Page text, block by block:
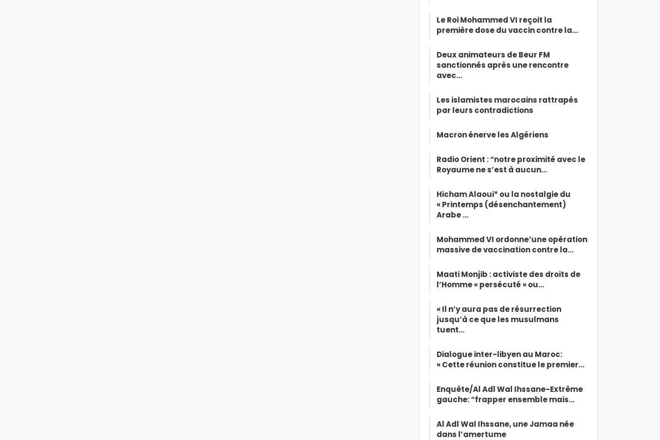
Le Roi Mohammed VI reçoit la
première dose du vaccin contre la…
Deux animateurs de Beur FM
sanctionnés après une rencontre
avec…
Les islamistes marocains rattrapés
par leurs contradictions
Macron énerve les Algériens
Radio Orient : “notre proximité avec le
Royaume ne s’est à aucun…
Hicham Alaoui* ou la nostalgie du
« Printemps (désenchantement)
Arabe …
Mohammed VI ordonne’une opération
massive de vaccination contre la…
Maati Monjib : activiste des droits de
l’Homme « persécuté » ou…
« Il n’y aura pas de résurrection
jusqu’à ce que les musulmans
tuent…
Dialogue inter-libyen au Maroc:
« Cette réunion constitue le premier…
Enquête/Al Adl Wal Ihssane-Extrême
gauche: “frapper ensemble mais…
Al Adl Wal Ihssane, une Jamaa née
dans l’amertume